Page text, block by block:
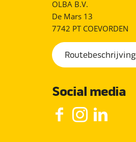
OLBA B.V.
De Mars 13
7742 PT COEVORDEN
Routebeschrijving
Social media